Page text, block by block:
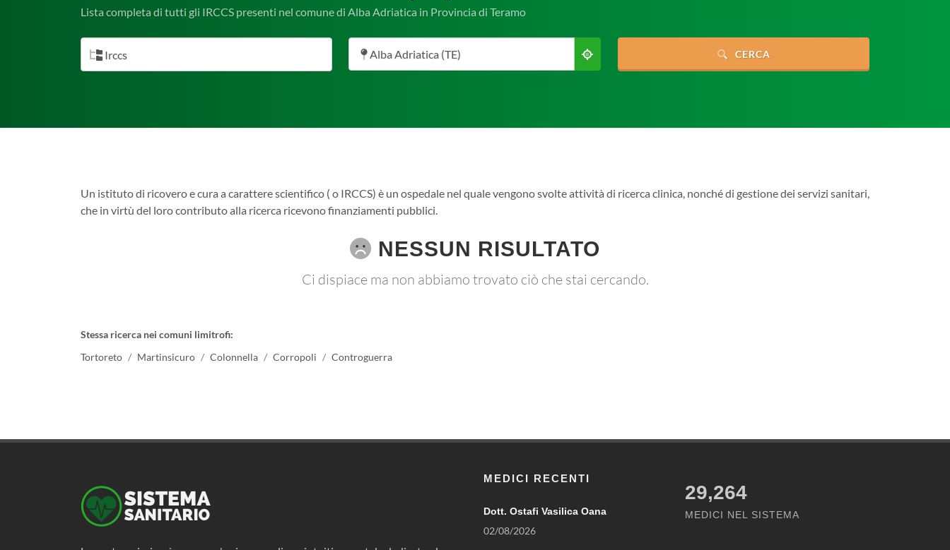
Lista completa di tutti gli IRCCS presenti nel comune di Alba Adriatica in Provincia di Teramo
Irccs Alba Adriatica (TE) CERCA
Un istituto di ricovero e cura a carattere scientifico ( o IRCCS) è un ospedale nel quale vengono svolte attività di ricerca clinica, nonché di gestione dei servizi sanitari,
che in virtù del loro contributo alla ricerca ricevono finanziamenti pubblici.
NESSUN RISULTATO
Ci dispiace ma non abbiamo trovato ciò che stai cercando.
Stessa ricerca nei comuni limitrofi:
Tortoreto
Martinsicuro Colonnella Corropoli Controguerra
MEDICI RECENTI
Dott. Ostafi Vasilica Oana
02/08/2026
29,264
MEDICI NEL SISTEMA